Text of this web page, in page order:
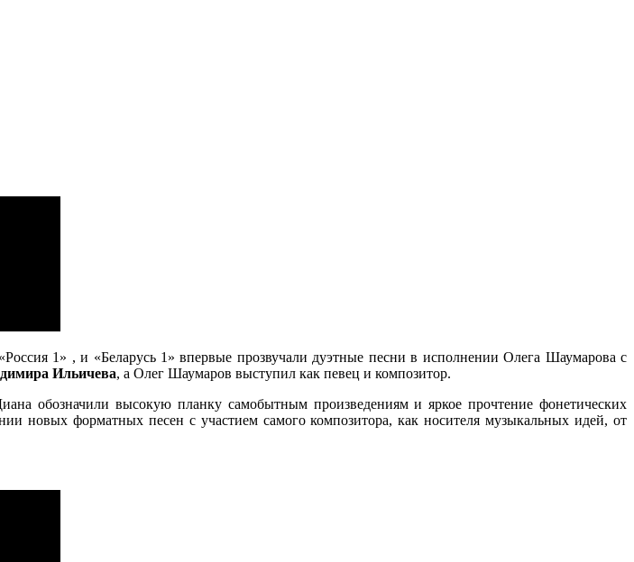
1» , и «Беларусь 1» впервые прозвучали дуэтные песни в исполнении Олега Шаумарова с
Ильичева, а Олег Шаумаров выступил как певец и композитор.
обозначили высокую планку самобытным произведениям и яркое прочтение фонетических
новых форматных песен с участием самого композитора, как носителя музыкальных идей, от